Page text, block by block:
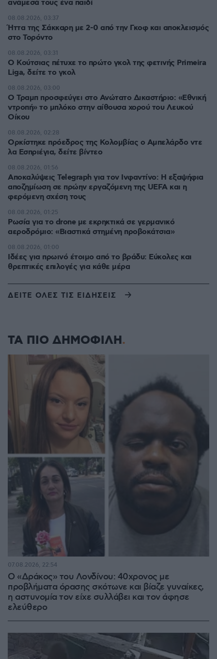
ανάμεσά τους ένα παιδί
Ήττα της Σάκκαρη με 2-0 από την Γκοφ και αποκλεισμός
στο Τορόντο
08.08.2026, 03:37
Ο Κούτσιας πέτυχε το πρώτο γκολ της φετινής Primeira
Liga, δείτε το γκολ
08.08.2026, 03:31
Ο Τραμπ προσφεύγει στο Ανώτατο Δικαστήριο: «Εθνική
ντροπή» το μπλόκο στην αίθουσα χορού του Λευκού
Οίκου
08.08.2026, 03:00
Ορκίστηκε πρόεδρος της Κολομβίας ο Αμπελάρδο ντε
λα Εσπριέγια, δείτε βίντεο
08.08.2026, 02:28
Αποκαλύψεις Telegraph για τον Ινφαντίνο: Η εξαψήφια
αποζημίωση σε πρώην εργαζόμενη της UEFA και η
φερόμενη σχέση τους
08.08.2026, 01:56
Ρωσία για το drone με εκρηκτικά σε γερμανικό
αεροδρόμιο: «Βιαστικά στημένη προβοκάτσια»
08.08.2026, 01:25
Ιδέες για πρωινό έτοιμο από το βράδυ: Εύκολες και
θρεπτικές επιλογές για κάθε μέρα
08.08.2026, 01:00
ΔΕΙΤΕ ΟΛΕΣ ΤΙΣ ΕΙΔΗΣΕΙΣ
ΤΑ ΠΙΟ ΔΗΜΟΦΙΛΗ
Ο «Δράκος» του Λονδίνου: 40χρονος με
προβλήματα όρασης σκότωνε και βίαζε γυναίκες,
η αστυνομία τον είχε συλλάβει και τον άφησε
ελεύθερο
07.08.2026, 22:54